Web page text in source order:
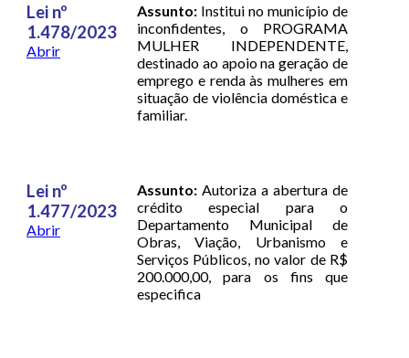
Lei nº
1.478/2023
Abrir
Assunto: Institui no município de
inconfidentes, o PROGRAMA
MULHER INDEPENDENTE,
destinado ao apoio na geração de
emprego e renda às mulheres em
situação de violência doméstica e
familiar.
Lei nº
1.477/2023
Abrir
Assunto: Autoriza a abertura de
crédito especial para o
Departamento Municipal de
Obras, Viação, Urbanismo e
Serviços Públicos, no valor de R$
200.000,00, para os fins que
especifica